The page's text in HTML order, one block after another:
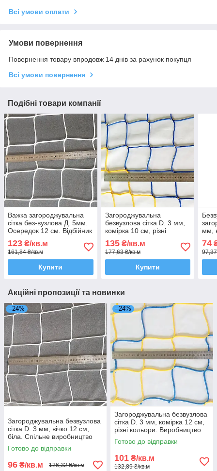
Всі умови оплати
Умови повернення
Повернення товару впродовж 14 днів за рахунок покупця
Всі умови повернення
Подібні товари компанії
Важка загороджувальна
сітка без-вузлова Д. 5мм.
Осередок 12 см. Відбійник
для стадіонів, біла,
Іспанія-Україна
123 ₴/кв.м
161,84 ₴/кв.м
Купити
Загороджувальна
безвузлова сітка D. 3 мм,
комірка 10 см, різні
кольори, щільність 75–85
г/м². Спільне виробництво
Іспанія–Україна
135₴/кв.м
177,63 ₴/кв.м
Купити
мм,
74
Акційні пропозиції та новинки
–24%
Загороджувальна безвузлова
сітка D. 3 мм, вічко 12 см,
біла. Спільне виробництво
Іспанія-Україна
Готово до відправки
96 ₴/кв.м 126,32 ₴/кв.м
–24%
Загороджувальна безвузлова
сітка D. 3 мм, комірка 12 см,
різні кольори. Виробництво
Іспанія-Україна
Готово до відправки
101 ₴/кв.м
132,89 ₴/кв.м